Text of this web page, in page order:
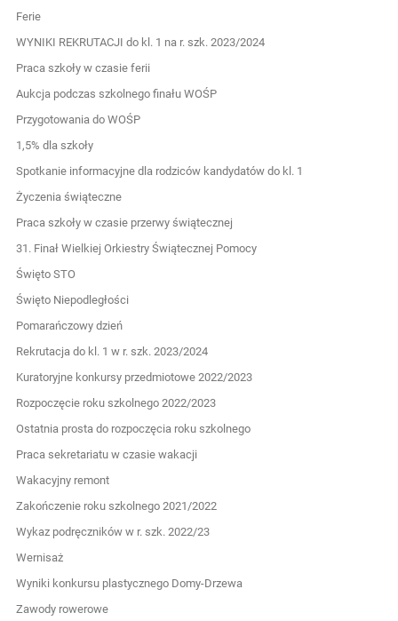
Ferie
WYNIKI REKRUTACJI do kl. 1 na r. szk. 2023/2024
Praca szkoły w czasie ferii
Aukcja podczas szkolnego finału WOŚP
Przygotowania do WOŚP
1,5% dla szkoły
Spotkanie informacyjne dla rodziców kandydatów do kl. 1
Życzenia świąteczne
Praca szkoły w czasie przerwy świątecznej
31. Finał Wielkiej Orkiestry Świątecznej Pomocy
Święto STO
Święto Niepodległości
Pomarańczowy dzień
Rekrutacja do kl. 1 w r. szk. 2023/2024
Kuratoryjne konkursy przedmiotowe 2022/2023
Rozpoczęcie roku szkolnego 2022/2023
Ostatnia prosta do rozpoczęcia roku szkolnego
Praca sekretariatu w czasie wakacji
Wakacyjny remont
Zakończenie roku szkolnego 2021/2022
Wykaz podręczników w r. szk. 2022/23
Wernisaż
Wyniki konkursu plastycznego Domy-Drzewa
Zawody rowerowe